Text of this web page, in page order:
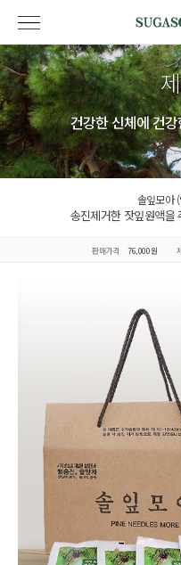
건강한 신체에 건
솔잎모아
송진제거한 잣잎원액을
판매가격 76,000원